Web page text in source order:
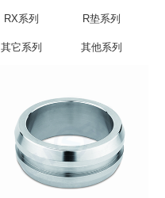
RX系列 R垫系列
其它系列 其他系列